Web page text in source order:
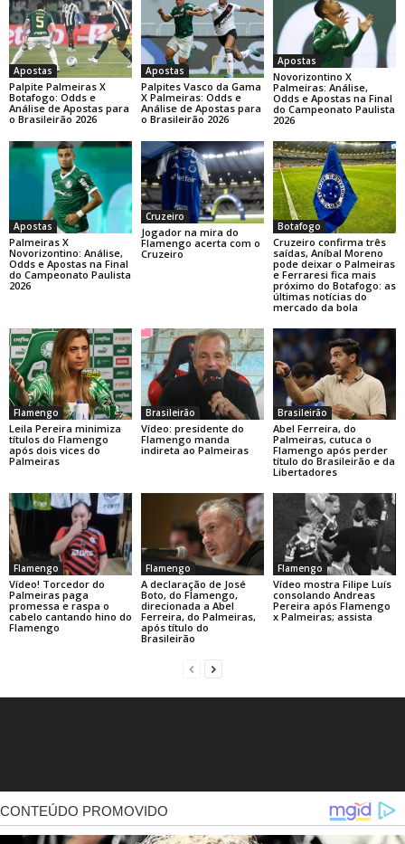
Apostas
Palpite Palmeiras X
Botafogo: Odds e
Análise de Apostas para
o Brasileirão 2026
Apostas
Palpites Vasco da Gama
X Palmeiras: Odds e
Análise de Apostas para
o Brasileirão 2026
Apostas
Novorizontino X
Palmeiras: Análise,
Odds e Apostas na Final
do Campeonato Paulista
2026
Apostas
Palmeiras X
Novorizontino: Análise,
Odds e Apostas na Final
do Campeonato Paulista
2026
Cruzeiro
Jogador na mira do
Flamengo acerta com o
Cruzeiro
Botafogo
Cruzeiro confirma três
saídas, Aníbal Moreno
pode deixar o Palmeiras
e Ferraresi fica mais
próximo do Botafogo: as
últimas notícias do
mercado da bola
Flamengo
Leila Pereira minimiza
títulos do Flamengo
após dois vices do
Palmeiras
Brasileirão
Vídeo: presidente do
Flamengo manda
indireta ao Palmeiras
Brasileirão
Abel Ferreira, do
Palmeiras, cutuca o
Flamengo após perder
título do Brasileirão e da
Libertadores
Flamengo
Vídeo! Torcedor do
Palmeiras paga
promessa e raspa o
cabelo cantando hino do
Flamengo
Flamengo
A declaração de José
Boto, do Flamengo,
direcionada a Abel
Ferreira, do Palmeiras,
após título do
Brasileirão
Flamengo
Vídeo mostra Filipe Luís
consolando Andreas
Pereira após Flamengo
x Palmeiras; assista